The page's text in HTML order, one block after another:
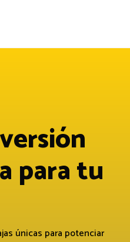
para tu
únicas para potenciar